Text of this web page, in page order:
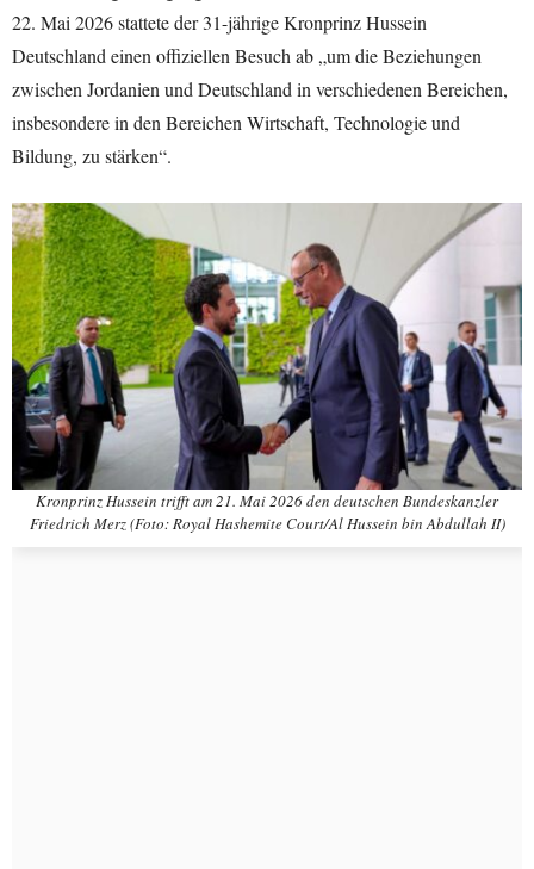
22. Mai 2026 stattete der 31-jährige Kronprinz Hussein
Deutschland einen offiziellen Besuch ab „um die Beziehungen
zwischen Jordanien und Deutschland in verschiedenen Bereichen,
insbesondere in den Bereichen Wirtschaft, Technologie und
Bildung, zu stärken“.
Kronprinz Hussein trifft am 21. Mai 2026 den deutschen Bundeskanzler
Friedrich Merz (Foto: Royal Hashemite Court/Al Hussein bin Abdullah II)